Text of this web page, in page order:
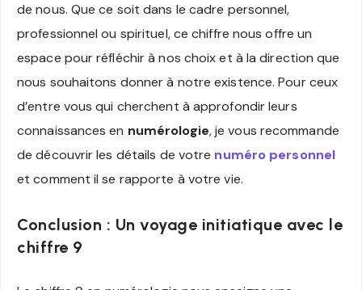
de nous. Que ce soit dans le cadre personnel,
professionnel ou spirituel, ce chiffre nous offre un
espace pour réfléchir à nos choix et à la direction que
nous souhaitons donner à notre existence. Pour ceux
d’entre vous qui cherchent à approfondir leurs
connaissances en numérologie, je vous recommande
de découvrir les détails de votre numéro personnel
et comment il se rapporte à votre vie.
Conclusion : Un voyage initiatique avec le
chiffre 9